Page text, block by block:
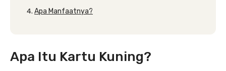
Apa Manfaatnya?
Apa Itu Kartu Kuning?